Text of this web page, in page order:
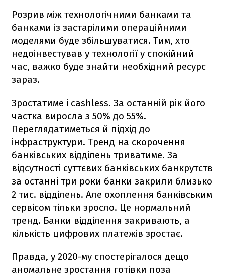
Розрив між технологічними банками та
банками із застарілими операційними
моделями буде збільшуватися. Тим, хто
недоінвестував у технології у спокійний
час, важко буде знайти необхідний ресурс
зараз.
Зростатиме і cashless. За останній рік його
частка виросла з 50% до 55%.
Переглядатиметься й підхід до
інфраструктури. Тренд на скорочення
банківських відділень триватиме. За
відсутності суттєвих банківських банкрутств
за останні три роки банки закрили близько
2 тис. відділень. Але охоплення банківським
сервісом тільки зросло. Це нормальний
тренд. Банки відділення закривають, а
кількість цифрових платежів зростає.
Правда, у 2020-му спостерігалося дещо
аномальне зростання готівки поза